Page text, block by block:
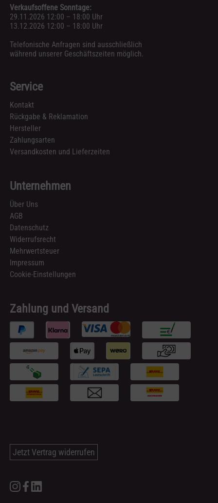
Verkaufsoffene Sonntage:
29.11.2026 12:00 – 18:00 Uhr
13.12.2026 12:00 – 18:00 Uhr
Telefonische Anfragen sind ausschließlich
während unserer Geschäftszeiten möglich.
Service
Kontakt
Rückgabe & Reklamation
Hersteller
Zahlungsarten
Versandkosten und Lieferzeiten
Unternehmen
Über Uns
AGB
Datenschutz
Widerrufsrecht
Mehrwertsteuer
Impressum
Cookie-Einstellungen
Zahlung und Versand
Jetzt Vertrag widerrufen